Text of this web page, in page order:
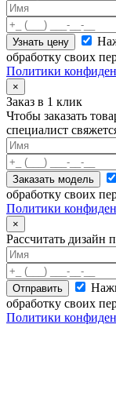
обработку своих
Политики
×
Заказ в 1 клик
Чтобы заказать
специалист
обработку своих
Политики
×
Рассчитать дизайн
обработку своих
Политики